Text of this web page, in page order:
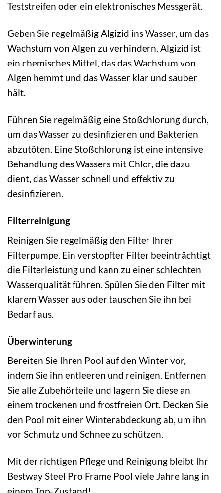
Teststreifen oder ein elektronisches Messgerät.
Geben Sie regelmäßig Algizid ins Wasser, um das
Wachstum von Algen zu verhindern. Algizid ist
ein chemisches Mittel, das das Wachstum von
Algen hemmt und das Wasser klar und sauber
hält.
Führen Sie regelmäßig eine Stoßchlorung durch,
um das Wasser zu desinfizieren und Bakterien
abzutöten. Eine Stoßchlorung ist eine intensive
Behandlung des Wassers mit Chlor, die dazu
dient, das Wasser schnell und effektiv zu
desinfizieren.
Filterreinigung
Reinigen Sie regelmäßig den Filter Ihrer
Filterpumpe. Ein verstopfter Filter beeinträchtigt
die Filterleistung und kann zu einer schlechten
Wasserqualität führen. Spülen Sie den Filter mit
klarem Wasser aus oder tauschen Sie ihn bei
Bedarf aus.
Überwinterung
Bereiten Sie Ihren Pool auf den Winter vor,
indem Sie ihn entleeren und reinigen. Entfernen
Sie alle Zubehörteile und lagern Sie diese an
einem trockenen und frostfreien Ort. Decken Sie
den Pool mit einer Winterabdeckung ab, um ihn
vor Schmutz und Schnee zu schützen.
Mit der richtigen Pflege und Reinigung bleibt Ihr
Bestway Steel Pro Frame Pool viele Jahre lang in